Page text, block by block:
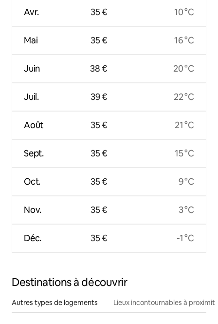
Avr.
Mai
Juin
Juil.
Août
Sept.
Oct.
Nov.
Déc.
35 €
35 €
38 €
39 €
35 €
35 €
35 €
35 €
35 €
10 °C
16 °C
20 °C
22 °C
21 °C
15 °C
9 °C
3 °C
-1 °C
Destinations à découvrir
Autres types de logements Lieux incontournables à